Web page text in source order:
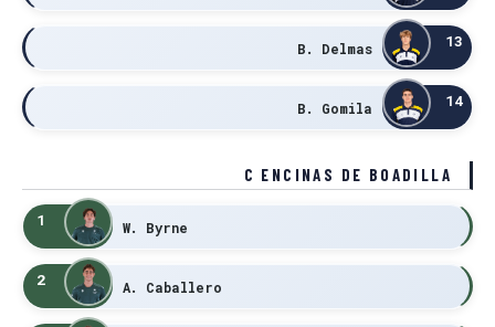
B. Delmas 13
B. Gomila 14
C ENCINAS DE BOADILLA
1 W. Byrne
2 A. Caballero